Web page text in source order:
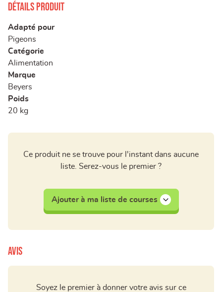
Détails produit
Adapté pour
Pigeons
Catégorie
Alimentation
Marque
Beyers
Poids
20 kg
Ce produit ne se trouve pour l'instant dans aucune
liste. Serez-vous le premier ?
Ajouter à ma liste de courses
Avis
Soyez le premier à donner votre avis sur ce